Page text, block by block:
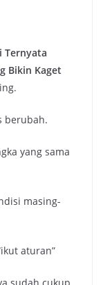
Ternyata
Bikin Kaget
berubah.
yang sama
masing-
aturan”